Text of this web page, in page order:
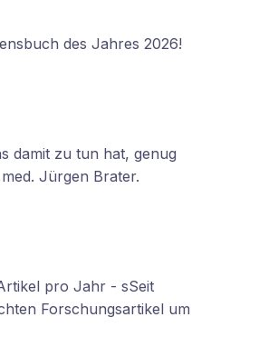
des Jahres 2026!
damit zu tun hat, genug
Jürgen Brater.
pro Jahr - sSeit
Forschungsartikel um